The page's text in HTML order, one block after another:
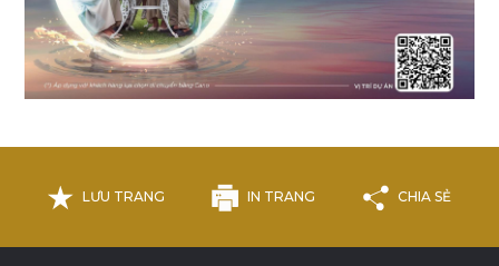
LƯU TRANG IN TRANG CHIA SẺ